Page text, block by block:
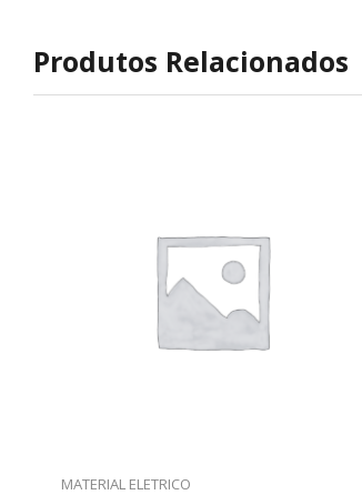
Produtos Relacionados
MATERIAL ELETRICO